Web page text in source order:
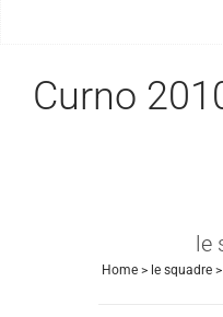
Curno
le
Home> le squadre>